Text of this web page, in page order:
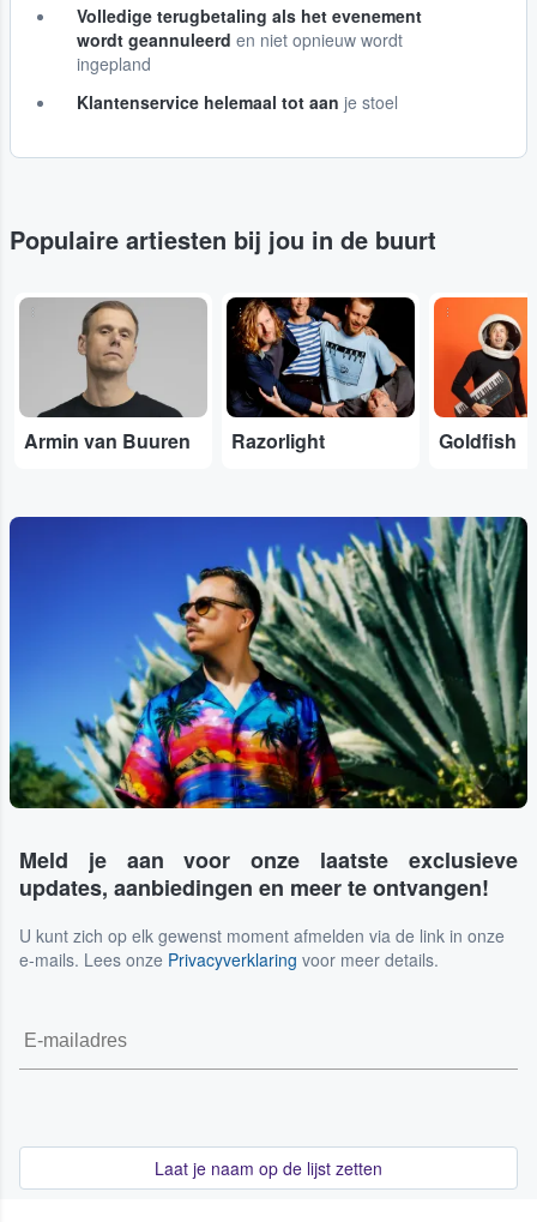
Volledige terugbetaling als het evenement
wordt geannuleerd en niet opnieuw wordt
ingepland
Klantenservice helemaal tot aan je stoel
Populaire artiesten bij jou in de buurt
...
Armin van Buuren
...
Razorlight
...
Goldfish
Meld je aan voor onze laatste exclusieve
updates, aanbiedingen en meer te ontvangen!
U kunt zich op elk gewenst moment afmelden via de link in onze
e-mails. Lees onze Privacyverklaring voor meer details.
Laat je naam op de lijst zetten